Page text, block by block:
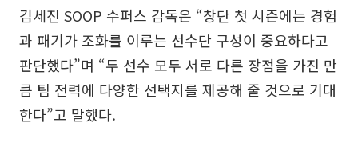
김세진 SOOP 수퍼스 감독은 “창단 첫 시즌에는 경험
과 패기가 조화를 이루는 선수단 구성이 중요하다고
판단했다”며 “두 선수 모두 서로 다른 장점을 가진 만
큼 팀 전력에 다양한 선택지를 제공해 줄 것으로 기대
한다”고 말했다.